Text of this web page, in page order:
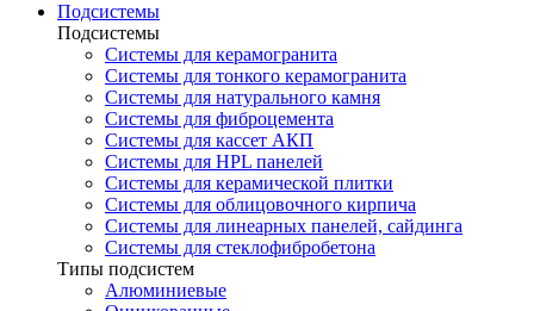
Подсистемы
Подсистемы
Системы для керамогранита
Системы для тонкого керамогранита
Системы для натурального камня
Системы для фиброцемента
Системы для кассет АКП
Системы для HPL панелей
Системы для керамической плитки
Системы для облицовочного кирпича
Системы для линеарных панелей, сайдинга
Системы для стеклофибробетона
Типы подсистем
Алюминиевые